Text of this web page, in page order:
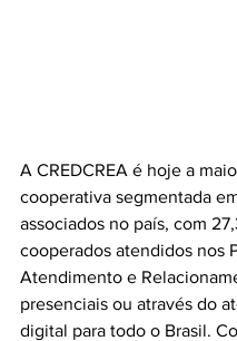
A CREDCREA é hoje a
cooperativa segmentada
associados no país, com
cooperados atendidos nos
Atendimento e
presenciais ou através do
digital para todo o Brasil.